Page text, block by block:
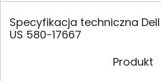
Specyfikacja techniczna Dell
US 580-17667
Produkt